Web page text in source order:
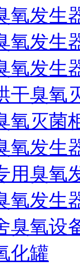
氧发生
氧发生
氧发生
干臭氧
氧灭菌
氧发生
用臭氧
氧发生
臭氧设
化罐